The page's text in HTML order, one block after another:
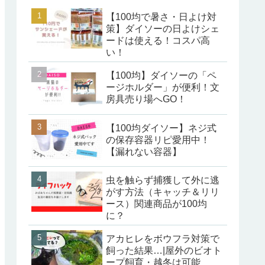
【100均で暑さ・日よけ対
策】ダイソーの日よけシェ
ードは使える！コスパ高
い！
【100均】ダイソーの「ペ
ージホルダー」が便利！文
房具売り場へGO！
【100均ダイソー】ネジ式
の保存容器リピ愛用中！
【漏れない容器】
虫を触らず捕獲して外に逃
がす方法（キャッチ＆リリ
ース）関連商品が100均
に？
アカヒレをボウフラ対策で
飼った結果…|屋外のビオト
ープ飼育・越冬は可能